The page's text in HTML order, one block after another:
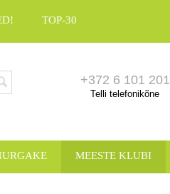
TOP-30
+372 6 101 201
Telli telefonikõne
MEESTE KLUBI